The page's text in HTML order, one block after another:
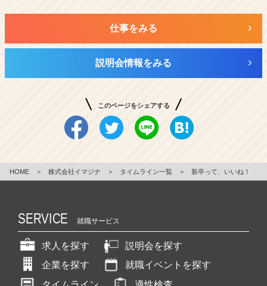
仕事をみる
説明会情報をみる
このページをシェアする
HOME ＞ 株式会社イマジナ ＞ タイムライン一覧 ＞ 新卒って、いいね！
SERVICE 就職サービス
求人を探す
説明会を探す
企業を探す
就職イベントを探す